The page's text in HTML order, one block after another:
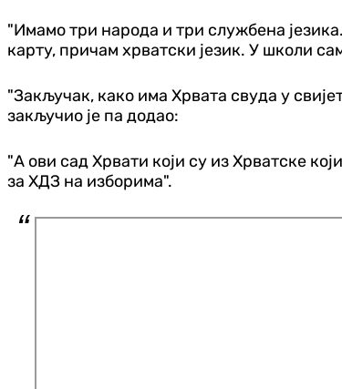
"Имамо три народа и три службена
карту, причам хрватски језик. У школи
"Закључак, како има Хрвата свуда у
закључио је па додао:
"А ови сад Хрвати који су из Хрватске
за ХДЗ на изборима".